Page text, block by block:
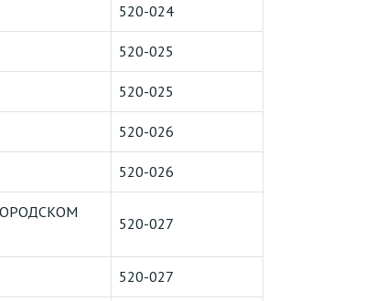
520-024
520-025
520-025
520-026
520-026
520-027
520-027